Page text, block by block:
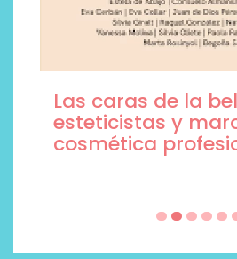
Las caras de la
esteticistas y
cosmética